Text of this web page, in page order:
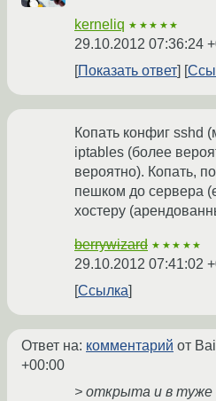
kerneliq ★★★★★
29.10.2012 07:36:24
Показать ответ
Копать конфиг sshd
iptables (более
вероятно). Копать,
пешком до сервера
хостеру
berrywizard ★★★★★
29.10.2012 07:41:02
Ссылка
Ответ на: комментарий от
+00:00
> открыта и в туже